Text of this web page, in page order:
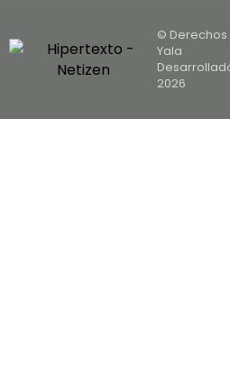
© Derechos
Yala
2026